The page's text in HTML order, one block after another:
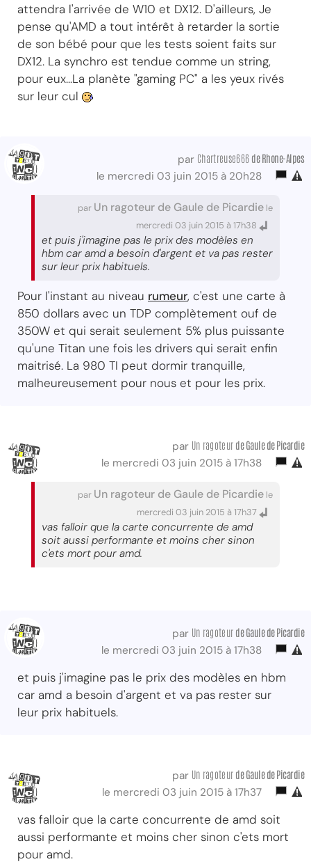
attendra l'arrivée de W10 et DX12. D'ailleurs, Je
pense qu'AMD a tout intérêt à retarder la sortie
de son bébé pour que les tests soient faits sur
DX12. La synchro est tendue comme un string,
pour eux...La planète "gaming PC" a les yeux rivés
sur leur cul
par Chartreuse666 de Rhone-Alpes
le mercredi 03 juin 2015 à 20h28
par Un ragoteur de Gaule de Picardie le
mercredi 03 juin 2015 à 17h38
et puis j'imagine pas le prix des modèles en
hbm car amd a besoin d'argent et va pas rester
sur leur prix habituels.
Pour l'instant au niveau rumeur, c'est une carte à
850 dollars avec un TDP complètement ouf de
350W et qui serait seulement 5% plus puissante
qu'une Titan une fois les drivers qui serait enfin
maitrisé. La 980 TI peut dormir tranquille,
malheureusement pour nous et pour les prix.
par Un ragoteur de Gaule de Picardie
le mercredi 03 juin 2015 à 17h38
par Un ragoteur de Gaule de Picardie le
mercredi 03 juin 2015 à 17h37
vas falloir que la carte concurrente de amd
soit aussi performante et moins cher sinon
c'ets mort pour amd.
par Un ragoteur de Gaule de Picardie
le mercredi 03 juin 2015 à 17h38
et puis j'imagine pas le prix des modèles en hbm
car amd a besoin d'argent et va pas rester sur
leur prix habituels.
par Un ragoteur de Gaule de Picardie
le mercredi 03 juin 2015 à 17h37
vas falloir que la carte concurrente de amd soit
aussi performante et moins cher sinon c'ets mort
pour amd.